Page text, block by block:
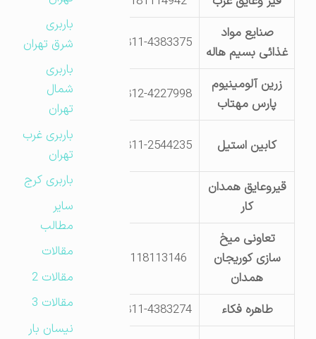
صنایع مواد
غذائی بسیم هاله
0811-4383375
بلواردوم خیابان
سی ام پ 11
زرین آلومینیوم
پارس مهتاب
0812-4227998
جاده کرمانشاه ک
کابین استیل 0811-2544235
بلوار فرودگاه
جنب گمرک
قیروعایق همدان
جاده ملایر
کیلومتر 12
تعاونی میخ
سازی کوریجان
همدان
9118113146
تهران – ابتدای
جاده قهاوند
طاهره فکاء
0811-4383274 بلوار دوم خ 28
باربری
شرق تهران
باربری
شمال
تهران
باربری غرب
تهران
باربری کرج
مطالب
مقالات
مقالات 2
مقالات 3
نیسان بار